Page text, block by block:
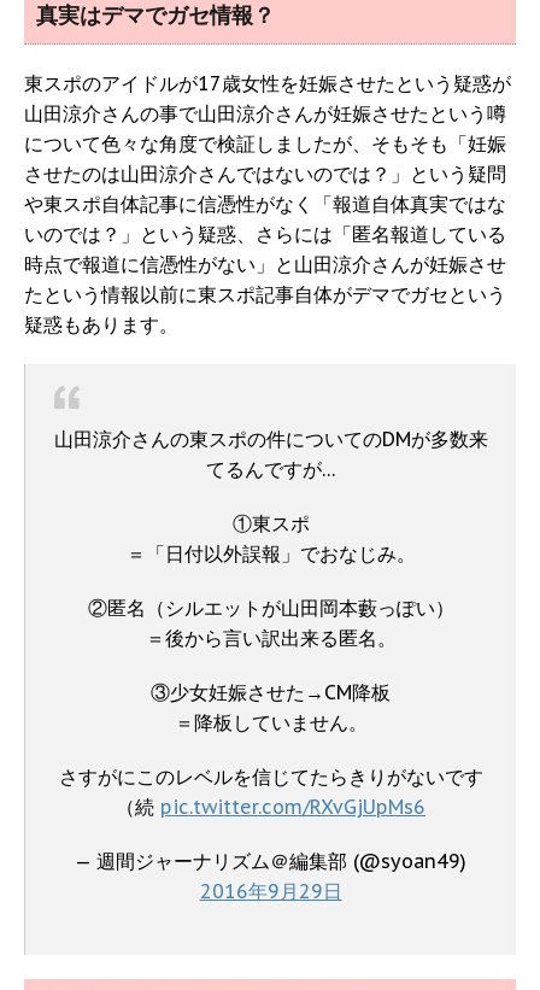
真実はデマでガセ情報？
東スポのアイドルが17歳女性を妊娠させたという疑惑が
山田涼介さんの事で山田涼介さんが妊娠させたという噂
について色々な角度で検証しましたが、そもそも「妊娠
させたのは山田涼介さんではないのでは？」という疑問
や東スポ自体記事に信憑性がなく「報道自体真実ではな
いのでは？」という疑惑、さらには「匿名報道している
時点で報道に信憑性がない」と山田涼介さんが妊娠させ
たという情報以前に東スポ記事自体がデマでガセという
疑惑もあります。
山田涼介さんの東スポの件についてのDMが多数来
てるんですが…
①東スポ
＝「日付以外誤報」でおなじみ。
②匿名（シルエットが山田岡本藪っぽい）
＝後から言い訳出来る匿名。
③少女妊娠させた→CM降板
＝降板していません。
さすがにこのレベルを信じてたらきりがないです
（続 pic.twitter.com/RXvGjUpMs6
— 週間ジャーナリズム＠編集部 (@syoan49)
2016年9月29日